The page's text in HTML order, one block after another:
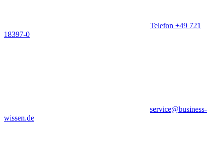
Telefon +49 721
18397-0
service@business-
wissen.de